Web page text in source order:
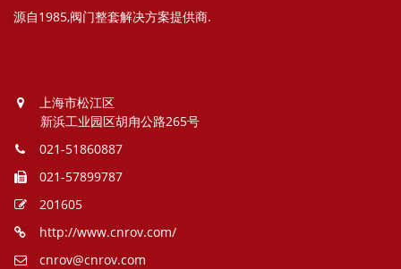
源自1985,阀门整套解决方案提供商.
上海市松江区
新浜工业园区胡甪公路265号
021-51860887
021-57899787
201605
http://www.cnrov.com/
cnrov@cnrov.com